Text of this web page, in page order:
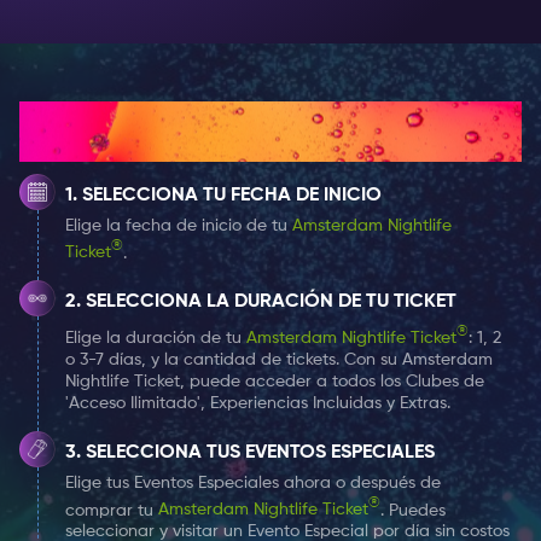
grandes embarcaciones capaces de albergar a más
de 600 fiesteros en varias cubiertas y balcones, ¡e
incluso un bar al aire libre y una pista de baile en la
parte superior! Si tienes suerte, ¡podrás asistir a una de
sus fiestas legendarias cuando se libere de Amsterdam
y salga al mar!
Rederij Staets
Donde Docks es grande, Rederij Staets lo es con estilo.
Donde Docks hace multitudes, Rederij Staets lo hace
intimo. La flota de pequeños botes de canal de Staets
es el lugar perfecto para una fiesta de sofisticación y
lujo. Equipado con una ventana panorámica que se
abre en el techo para esas noches calurosas de
verano y calefacción para combatir el frío invernal,
celebrarás con el telón de fondo de la ciudad más
¿Cómo funciona?
SELECCIONA TU FECHA DE INICIO
Elige la fecha de inicio de tuAmsterdam Nightlife
Ticket®.
SELECCIONA LA DURACIÓN DE TU TICKET
Elige la duración de tuAmsterdam Nightlife Ticket®: 1, 2
o 3-7 días, y la cantidad de tickets. Con su Amsterdam
Nightlife Ticket, puede acceder a todos los Clubes de
'Acceso Ilimitado', Experiencias Incluidas y Extras.
SELECCIONA TUS EVENTOS ESPECIALES
Elige tus Eventos Especiales ahora o después de
comprar tu Amsterdam Nightlife Ticket®. Puedes
seleccionar y visitar un Evento Especial por día sin costos